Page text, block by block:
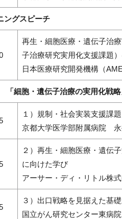
ングスピーチ
再生・細胞医療・遺伝子治
子治療研究実用化支援課題
日本医療研究開発機構（
細胞・遺伝子治療の実用化戦略
１）規制・社会実装支援課
京都大学医学部附属病院 永
２）再生・細胞医療・遺伝
に向けた学び
アーサー・ディ・リトル株
３）出口戦略を見据えた基
国立がん研究センター東病